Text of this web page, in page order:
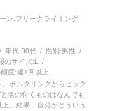
ン:フリークライミング
年代:30代 性別:男性
のサイズ:L
度:週1回以上
ボルダリングからビッグ
名の付くものはなんでも
。結果、自分がどういう